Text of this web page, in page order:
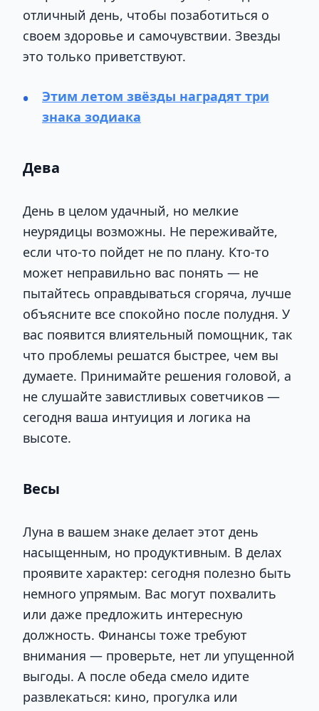
отличный день, чтобы позаботиться о
своем здоровье и самочувствии. Звезды
это только приветствуют.
Этим летом звёзды наградят три
знака зодиака
Дева
День в целом удачный, но мелкие
неурядицы возможны. Не переживайте,
если что-то пойдет не по плану. Кто-то
может неправильно вас понять — не
пытайтесь оправдываться сгоряча, лучше
объясните все спокойно после полудня. У
вас появится влиятельный помощник, так
что проблемы решатся быстрее, чем вы
думаете. Принимайте решения головой, а
не слушайте завистливых советчиков —
сегодня ваша интуиция и логика на
высоте.
Весы
Луна в вашем знаке делает этот день
насыщенным, но продуктивным. В делах
проявите характер: сегодня полезно быть
немного упрямым. Вас могут похвалить
или даже предложить интересную
должность. Финансы тоже требуют
внимания — проверьте, нет ли упущенной
выгоды. А после обеда смело идите
развлекаться: кино, прогулка или